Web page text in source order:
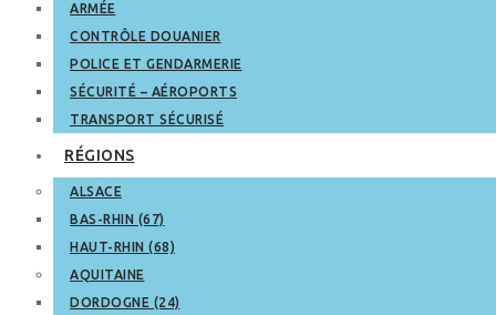
ARMÉE
CONTRÔLE DOUANIER
POLICE ET GENDARMERIE
SÉCURITÉ – AÉROPORTS
TRANSPORT SÉCURISÉ
RÉGIONS
ALSACE
BAS-RHIN (67)
HAUT-RHIN (68)
AQUITAINE
DORDOGNE (24)